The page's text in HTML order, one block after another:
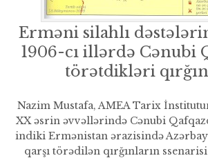
Erməni silahlı
1906-cı illərdə Cənubi
törətdikləri
Nazim Mustafa, AMEA Tarix
XX əsrin əvvəllərində Cənubi
indiki Ermənistan ərazisində
qarşı törədilən qırğınların